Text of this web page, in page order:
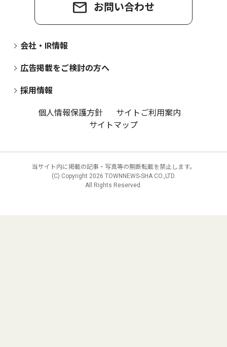
お問い合わせ
会社・IR情報
広告掲載をご検討の方へ
採用情報
個人情報保護方針
サイトご利用案内
サイトマップ
当サイト内に掲載の記事・写真等の無断転載を禁止します。
(C) Copyright 2026 TOWNNEWS-SHA CO.,LTD.
All Rights Reserved.